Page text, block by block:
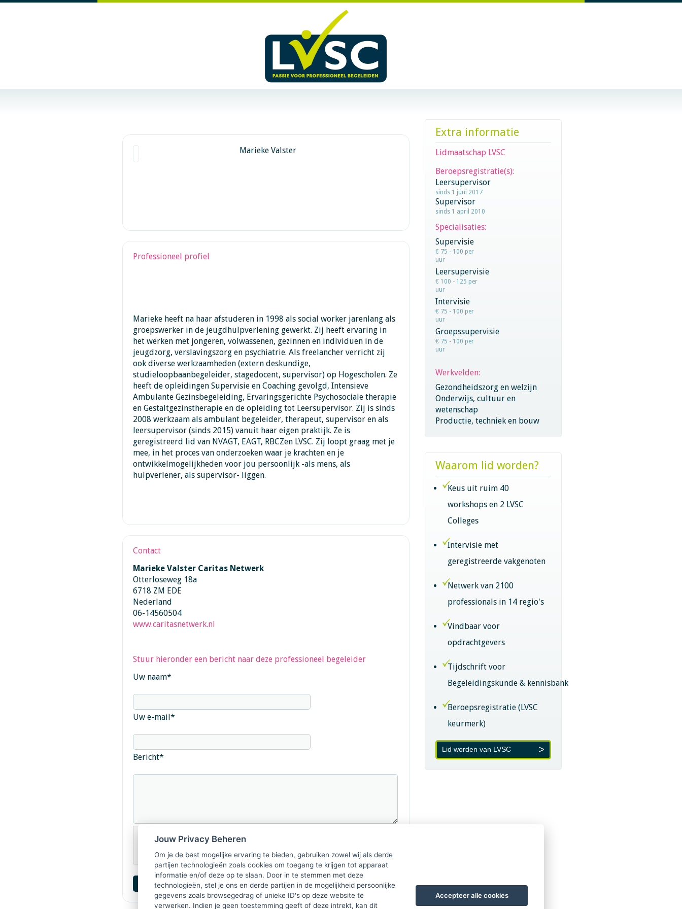
Marieke Valster
Professioneel profiel
Marieke heeft na haar afstuderen in 1998 als social worker jarenlang als
groepswerker in de jeugdhulpverlening gewerkt. Zij heeft ervaring in
het werken met jongeren, volwassenen, gezinnen en individuen in de
jeugdzorg, verslavingszorg en psychiatrie. Als freelancher verricht zij
ook diverse werkzaamheden (extern deskundige,
studieloopbaanbegeleider, stagedocent, supervisor) op Hogescholen. Ze
heeft de opleidingen Supervisie en Coaching gevolgd, Intensieve
Ambulante Gezinsbegeleiding, Ervaringsgerichte Psychosociale therapie
en Gestaltgezinstherapie en de opleiding tot Leersupervisor. Zij is sinds
2008 werkzaam als ambulant begeleider, therapeut, supervisor en als
leersupervisor (sinds 2015) vanuit haar eigen praktijk. Ze is
geregistreerd lid van NVAGT, EAGT, RBCZen LVSC. Zij loopt graag met je
mee, in het proces van onderzoeken waar je krachten en je
ontwikkelmogelijkheden voor jou persoonlijk -als mens, als
hulpverlener, als supervisor- liggen.
Contact
Marieke Valster Caritas Netwerk
Otterloseweg 18a
6718 ZM EDE
Nederland
06-14560504
www.caritasnetwerk.nl
Stuur hieronder een bericht naar deze professioneel begeleider
Uw naam*
Uw e-mail*
Bericht*
Extra informatie
Lidmaatschap LVSC
Beroepsregistratie(s):
Leersupervisor
sinds 1 juni 2017
Supervisor
sinds 1 april 2010
Specialisaties:
Supervisie
€ 75 - 100 per
uur
Leersupervisie
€ 100 - 125 per
uur
Intervisie
€ 75 - 100 per
uur
Groepssupervisie
€ 75 - 100 per
uur
Werkvelden:
Gezondheidszorg en welzijn
Onderwijs, cultuur en
wetenschap
Productie, techniek en bouw
Waarom lid worden?
Keus uit ruim 40
workshops en 2 LVSC
Colleges
Intervisie met
geregistreerde vakgenoten
Netwerk van 2100
professionals in 14 regio's
Vindbaar voor
opdrachtgevers
Tijdschrift voor
Begeleidingskunde & kennisbank
Beroepsregistratie (LVSC
keurmerk)
Lid worden van LVSC
Jouw Privacy Beheren
Om je de best mogelijke ervaring te bieden, gebruiken zowel wij als derde
partijen technologieën zoals cookies om toegang te krijgen tot apparaat
informatie en/of deze op te slaan. Door in te stemmen met deze
technologieën, stel je ons en derde partijen in de mogelijkheid persoonlijke
gegevens zoals browsegedrag of unieke ID's op deze website te
verwerken. Indien je geen toestemming geeft of deze intrekt, kan dit
Accepteer alle cookies